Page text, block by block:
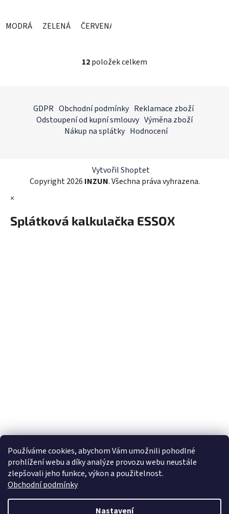
Používáme cookies, abychom Vám umožnili pohodlné
prohlížení webu a díky analýze provozu webu neustále
zlepšovali jeho funkce, výkon a použitelnost.
Obchodní podmínky
Nastavení
MODRÁ ZELENÁ ČERVENÁ
O
d
a
c
r
v
v
ý
12položek celkem
GDPR Obchodní podmínky Reklamace zboží
Odstoupení od kupní smlouvy Výměna zboží
Nákup na splátky Hodnocení
Vytvořil Shoptet
Copyright 2026 INZUN. Všechna práva vyhrazena.
×
Splátková kalkulačka ESSOX